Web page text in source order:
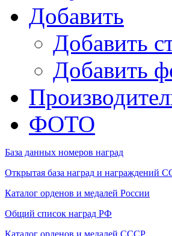
Добавить
Добавить
Добавить
ФОТО
База данных номеров наград
Открытая база наград и награждений
Каталог орденов и медалей России
Общий список наград РФ
Каталог орденов и медалей СССР